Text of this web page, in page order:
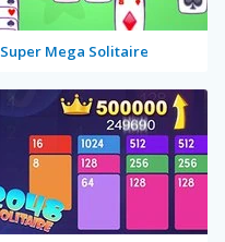
Super Mega Solitaire